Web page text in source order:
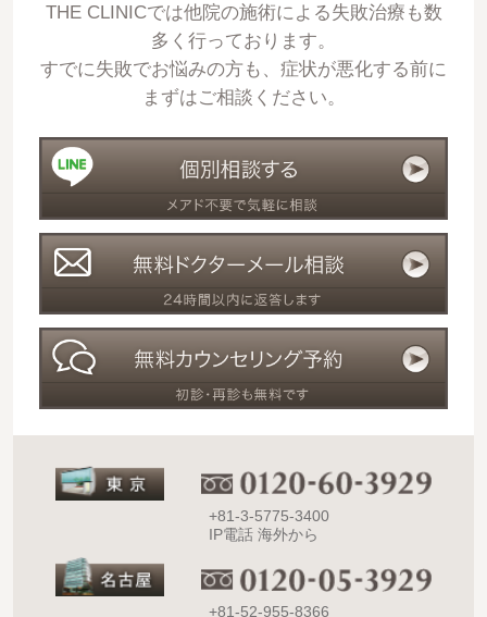
THE CLINICでは他院の施術による失敗治療も数
多く行っております。
すでに失敗でお悩みの方も、症状が悪化する前に
まずはご相談ください。
+81-3-5775-3400
IP電話 海外から
+81-52-955-8366